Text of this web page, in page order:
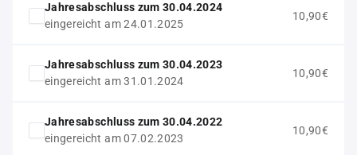
Jahresabschluss zum 30.04.2024
eingereicht am 24.01.2025
10,90€
Jahresabschluss zum 30.04.2023
eingereicht am 31.01.2024
10,90€
Jahresabschluss zum 30.04.2022
eingereicht am 07.02.2023
10,90€